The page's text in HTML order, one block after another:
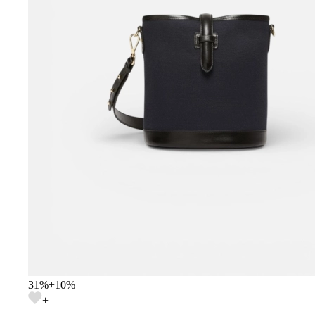
31%+10%
+